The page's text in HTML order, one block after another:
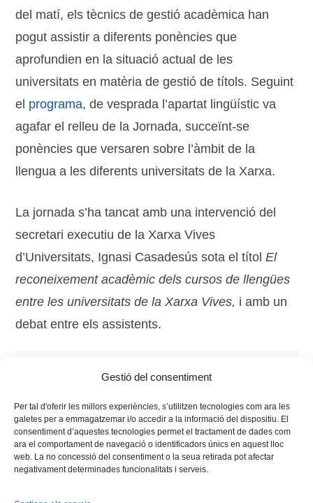
Gestió del consentiment
Per tal d'oferir les millors experiències, s’utilitzen tecnologies com ara les
galetes per a emmagatzemar i/o accedir a la informació del dispositiu. El
consentiment d’aquestes tecnologies permet el tractament de dades com
ara el comportament de navegació o identificadors únics en aquest lloc
web. La no concessió del consentiment o la seua retirada pot afectar
negativament determinades funcionalitats i serveis.
del matí, els tècnics de gestió acadèmica han
pogut assistir a diferents ponències que
aprofundien en la situació actual de les
universitats en matèria de gestió de títols. Seguint
el programa, de vesprada l’apartat lingüístic va
agafar el relleu de la Jornada, succeïnt-se
ponències que versaren sobre l’àmbit de la
llengua a les diferents universitats de la Xarxa.
La jornada s’ha tancat amb una intervenció del
secretari executiu de la Xarxa Vives
d’Universitats, Ignasi Casadesús sota el títolEl
reconeixement acadèmic dels cursos de llengües
entre les universitats de la Xarxa Vives, i amb un
debat entre els assistents.
gestió acadèmica,llengües ,serveis lingüístics